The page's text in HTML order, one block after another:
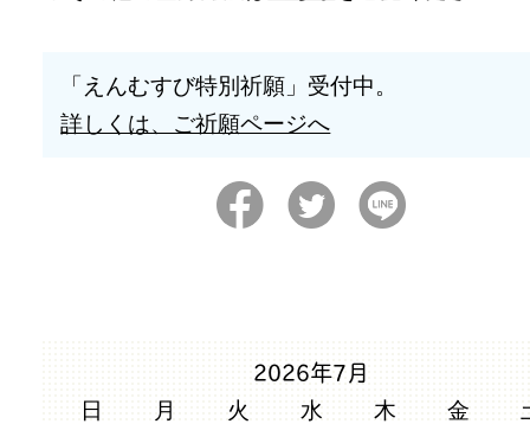
「えんむすび特別祈願」受付中。
詳しくは、ご祈願ページへ
2026年7月
日 月 火 水 木 金